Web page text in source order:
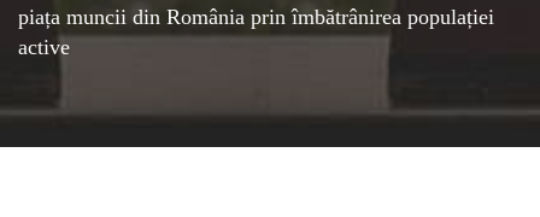
piața muncii din România prin îmbătrânirea populației
active